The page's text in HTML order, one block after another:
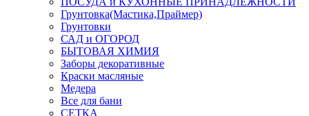
Грунтовка(Мастика,Праймер)
Грунтовки
САД и ОГОРОД
БЫТОВАЯ ХИМИЯ
Заборы декоративные
Краски масляные
Медера
Все для бани
СЕТКА